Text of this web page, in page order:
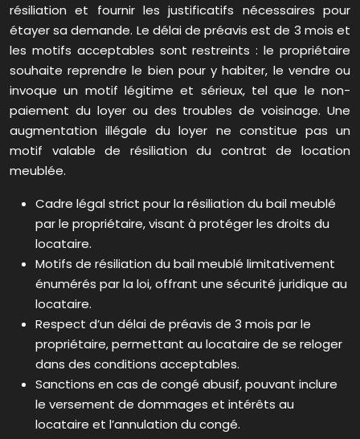
résiliation et fournir les justificatifs nécessaires pour
étayer sa demande. Le délai de préavis est de 3 mois et
les motifs acceptables sont restreints : le propriétaire
souhaite reprendre le bien pour y habiter, le vendre ou
invoque un motif légitime et sérieux, tel que le non-
paiement du loyer ou des troubles de voisinage. Une
augmentation illégale du loyer ne constitue pas un
motif valable de résiliation du contrat de location
meublée.
Cadre légal strict pour la résiliation du bail meublé
par le propriétaire, visant à protéger les droits du
locataire.
Motifs de résiliation du bail meublé limitativement
énumérés par la loi, offrant une sécurité juridique au
locataire.
Respect d’un délai de préavis de 3 mois par le
propriétaire, permettant au locataire de se reloger
dans des conditions acceptables.
Sanctions en cas de congé abusif, pouvant inclure
le versement de dommages et intérêts au
locataire et l’annulation du congé.